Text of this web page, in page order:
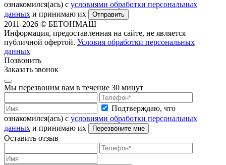
ознакомился(ась) с условиями обработки персональных
данных и принимаю их Отправить
2011-2026 © БЕТОНМАШ
Информация, предоставленная на сайте, не является
публичной офертой. Условия обработки персональных
данных
Позвонить
Заказать звонок
Мы перезвоним вам в течение 30 минут
Подтверждаю, что
ознакомился(ась) с условиями обработки персональных
данных и принимаю их Перезвоните мне
Оставить отзыв